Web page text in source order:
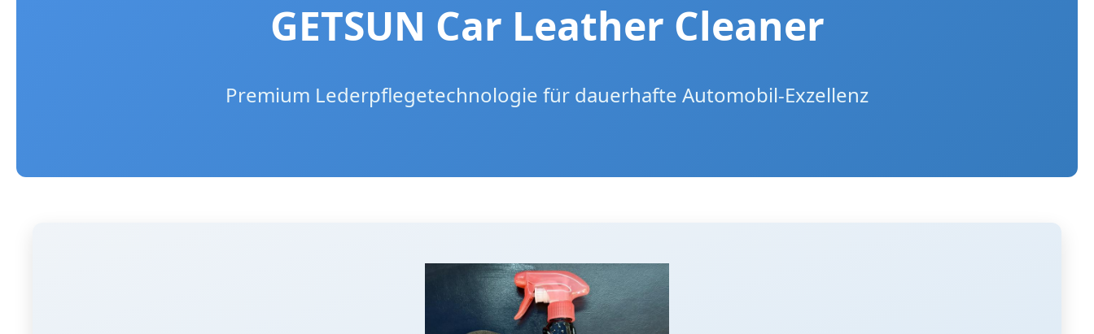
GETSUN Car Leather Cleaner
Premium Lederpflegetechnologie für dauerhafte Automobil-Exzellenz